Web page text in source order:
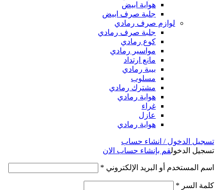
هواية ابيض
جلبة صرف ابيض
لوازم صرف رمادي
جلبة صرف رمادي
كوع رمادي
مواسير رمادي
مانع ارتداد
بيبة رمادي
مسلوب
مشترك رمادي
هواية رمادي
غراء
عازل
هواية رمادي
تسجيل الدخول / انشاء حساب
تسجيل الدخولقم بإنشاء حساب الان
اسم المستخدم أو البريد الإلكتروني *
كلمة السر *